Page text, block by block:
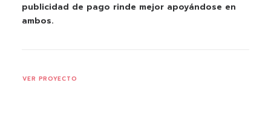
publicidad de pago rinde mejor apoyándose en
ambos.
VER PROYECTO